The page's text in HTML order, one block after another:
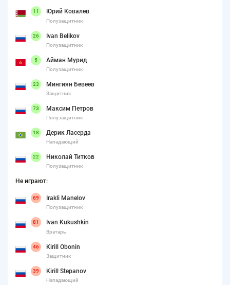
11 Юрий Ковалев
Полузащитник
26 Ivan Belikov
Полузащитник
5 Айман Мурид
Полузащитник
23 Мингиян Бевеев
Защитник
73 Максим Петров
Полузащитник
18 Дерик Ласерда
Нападающий
22 Николай Титков
Полузащитник
Не играют:
69 Irakli Manelov
Полузащитник
81 Ivan Kukushkin
Вратарь
46 Kirill Obonin
Защитник
39 Kirill Stepanov
Нападающий